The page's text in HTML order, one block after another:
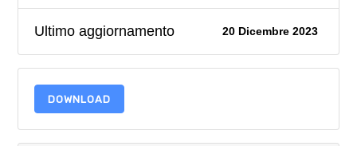
Ultimo aggiornamento 20 Dicembre 2023
DOWNLOAD